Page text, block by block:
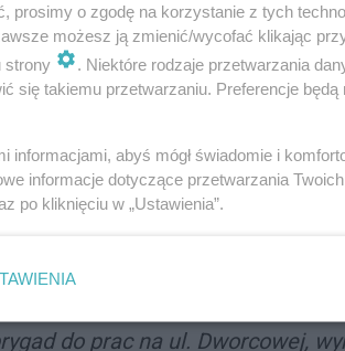
argumenty przedstawione przez
31 maja. Niestety firma Hucz nie
jako ostateczny termin
Wielokrotnie wzywaliśmy
z wykonywaniem
do prac na ul. Dworcowej,
prosimy o zgodę na korzystanie z tych
możesz ją zmienić/wycofać klikając
strony
. Niektóre rodzaje przetwarzania
się takiemu przetwarzaniu. Preferencje będą
informacjami, abyś mógł świadomie i
informacje dotyczące przetwarzania
po kliknięciu w „Ustawienia”.